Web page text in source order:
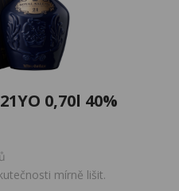
0,70l 40%
mírně lišit.